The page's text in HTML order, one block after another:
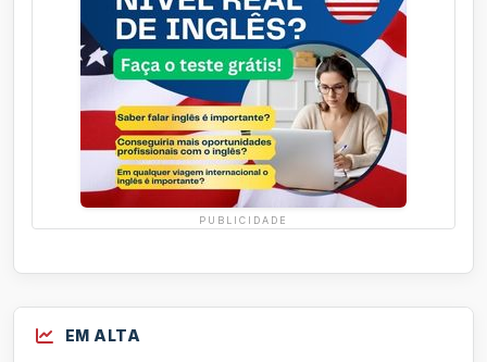
PUBLICIDADE
EM ALTA